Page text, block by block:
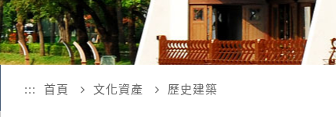
::: 首頁 文化資產 歷史建築